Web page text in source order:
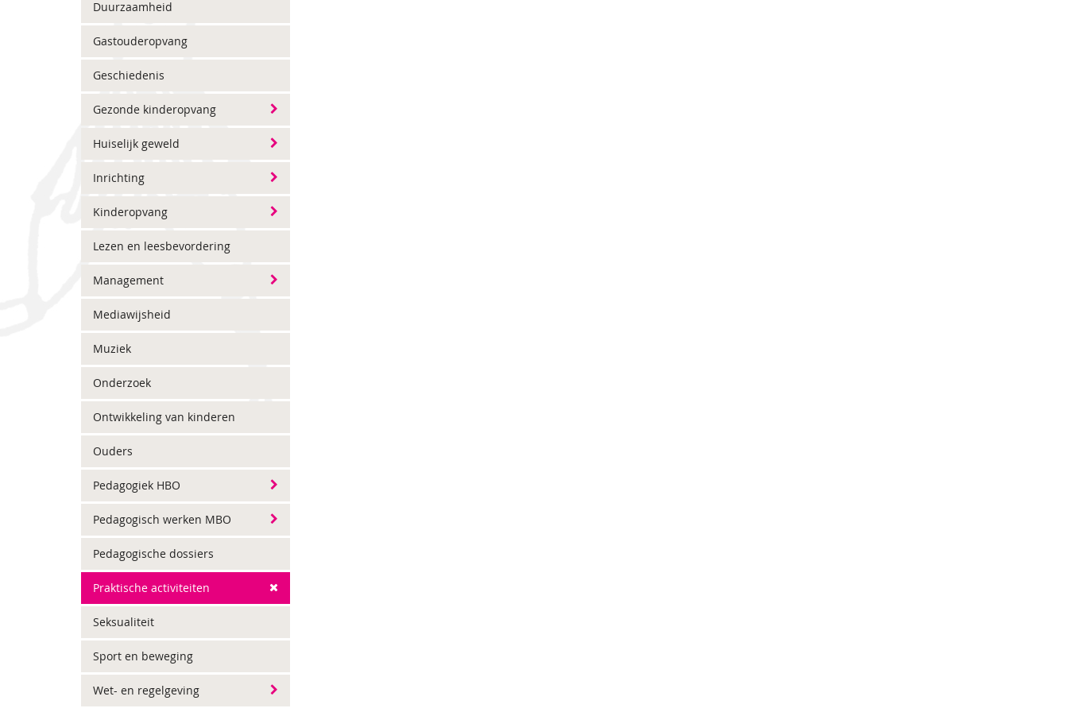
Duurzaamheid
Gastouderopvang
Geschiedenis
Gezonde kinderopvang
Huiselijk geweld
Inrichting
Kinderopvang
Lezen en leesbevordering
Management
Mediawijsheid
Muziek
Onderzoek
Ontwikkeling van kinderen
Ouders
Pedagogiek HBO
Pedagogisch werken MBO
Pedagogische dossiers
Praktische activiteiten
Seksualiteit
Sport en beweging
Wet- en regelgeving